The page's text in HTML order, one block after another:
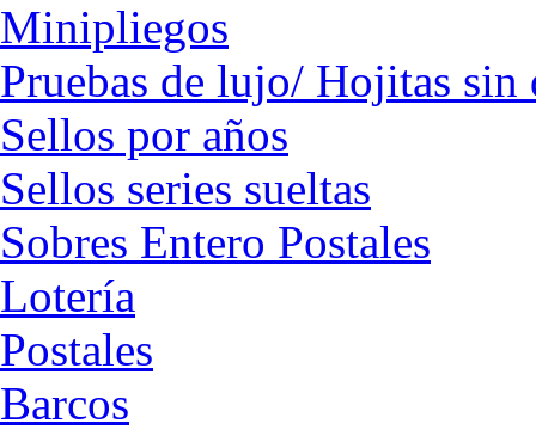
Minipliegos
Pruebas de lujo/ Hojitas sin
Sellos por años
Sellos series sueltas
Sobres Entero Postales
Lotería
Postales
Barcos